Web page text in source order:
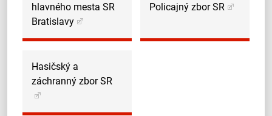
hlavného mesta SR
Bratislavy
Policajný zbor SR
Hasičský a
záchranný zbor SR